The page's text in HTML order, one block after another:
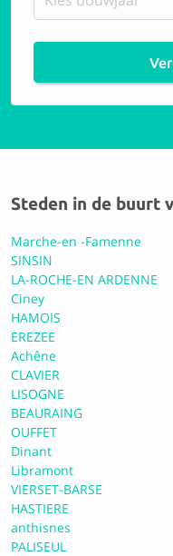
Steden in de buurt
Marche-en -Famenne
SINSIN
LA-ROCHE-EN ARDENNE
Ciney
HAMOIS
EREZEE
Achêne
CLAVIER
LISOGNE
BEAURAING
OUFFET
Dinant
Libramont
VIERSET-BARSE
HASTIERE
anthisnes
PALISEUL